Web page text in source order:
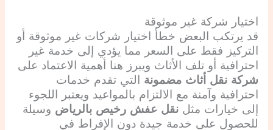
اختيار شركة غير موثوقة
قد يرتكب البعض خطأ اختيار شركات غير موثوقة أو
التركيز فقط على السعر مما يؤدي إلى خدمة غير
احترافية أو تلف الأثاث ويبرز هنا أهمية الاعتماد على
شركة نقل أثاث مضمونة التي تقدم خدمات
احترافية وآمنة مع الالتزام بالمواعيد ويعتبر اللجوء
إلى خيارات مثل نقل عفش رخيص بالرياض وسيلة
للحصول على خدمة جيدة دون الإفراط في